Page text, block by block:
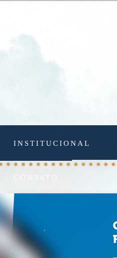
INSTITUCIONAL